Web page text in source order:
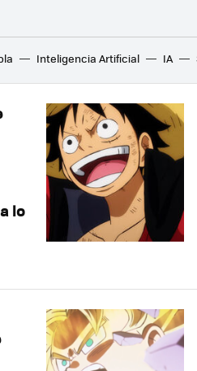
Inteligencia Artificial IA
lo